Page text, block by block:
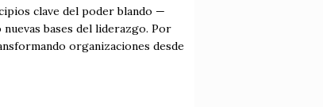
clave del poder blando —
bases del liderazgo. Por
organizaciones desde